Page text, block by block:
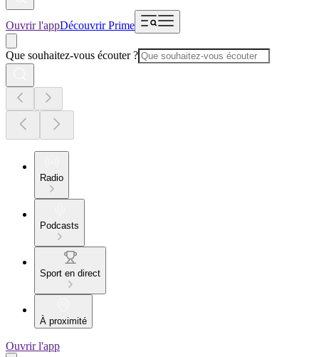
Ouvrir l'appDécouvrir Prime
Que souhaitez-vous écouter ?
Radio
Podcasts
Sport en direct
À proximité
Ouvrir l'app